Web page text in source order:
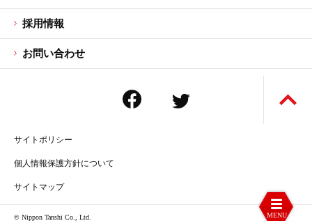
MENU
採用情報
お問い合わせ
サイトポリシー
個人情報保護方針について
サイトマップ
© Nippon Tanshi Co., Ltd.